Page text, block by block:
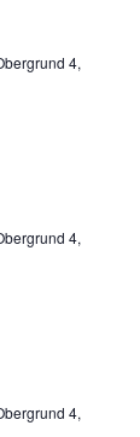
4,
4,
4,